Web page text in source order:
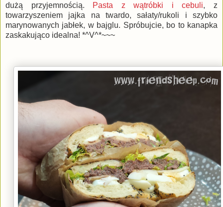
dużą przyjemnością.
Pasta z wątróbki i cebuli, z
towarzyszeniem jajka na twardo, sałaty/rukoli i szybko
marynowanych jabłek, w bajglu. Spróbujcie, bo to kanapka
zaskakująco idealna! *^V^*~~~